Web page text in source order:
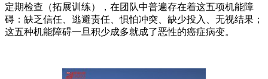
定期检查（拓展训练），在团队中普遍存在着这五项机能障
碍：缺乏信任、逃避责任、惧怕冲突、缺少投入、无视结果；
这五种机能障碍一旦积少成多就成了恶性的癌症病变。